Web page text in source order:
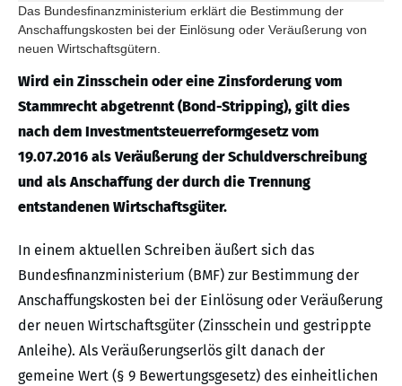
Das Bundesfinanzministerium erklärt die Bestimmung der
Anschaffungskosten bei der Einlösung oder Veräußerung von
neuen Wirtschaftsgütern.
Wird ein Zinsschein oder eine Zinsforderung vom
Stammrecht abgetrennt (Bond-Stripping), gilt dies
nach dem Investmentsteuerreformgesetz vom
19.07.2016 als Veräußerung der Schuldverschreibung
und als Anschaffung der durch die Trennung
entstandenen Wirtschaftsgüter.
In einem aktuellen Schreiben äußert sich das
Bundesfinanzministerium (BMF) zur Bestimmung der
Anschaffungskosten bei der Einlösung oder Veräußerung
der neuen Wirtschaftsgüter (Zinsschein und gestrippte
Anleihe). Als Veräußerungserlös gilt danach der
gemeine Wert (§ 9 Bewertungsgesetz) des einheitlichen